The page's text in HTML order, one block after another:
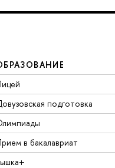
подготовка
в бакалавриат